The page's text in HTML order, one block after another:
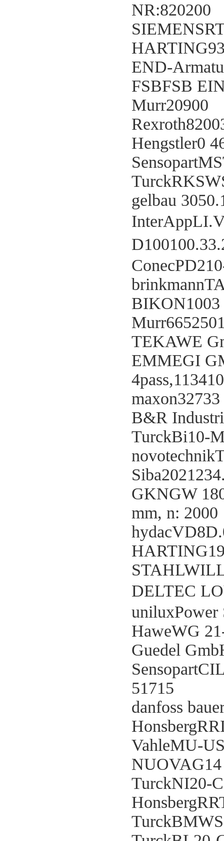
NR:820200
END-
FSBFSB
Murr20900
Hengstler0
gelbau
BIKON1003
TEKAWE
EMMEGI
maxon32733
B&R
TurckBi10-
GKNGW
mm, n: 2000
DELTEC
uniluxPower
HaweWG
Guedel
51715
danfoss
VahleMU-
NUOVAG14
TurckNI20-